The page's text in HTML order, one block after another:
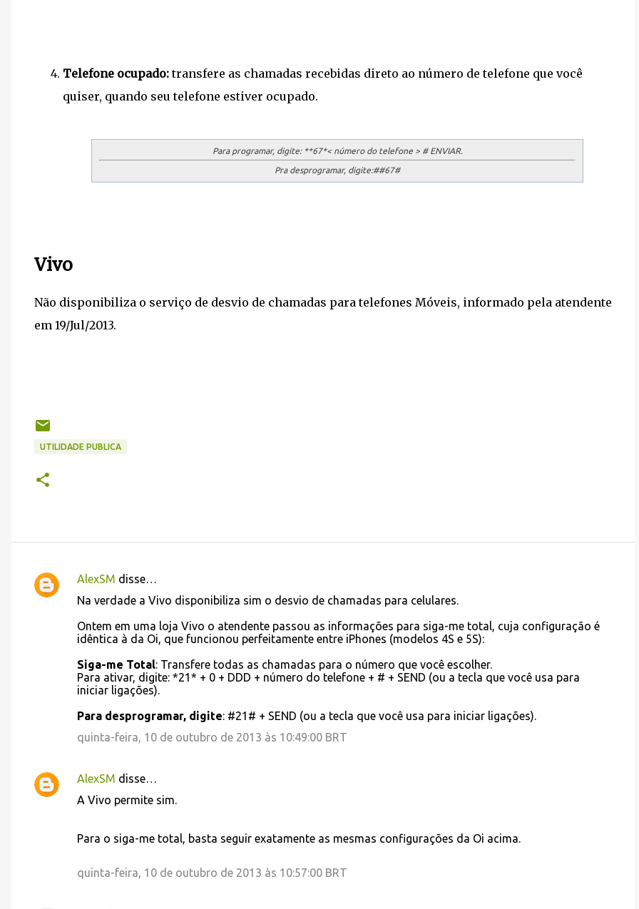
Telefone ocupado:transfere as chamadas recebidas direto ao número de telefone que você
quiser, quando seu telefone estiver ocupado.
Para programar, digite:**67*< número do telefone > # ENVIAR.
Pra desprogramar, digite:##67#
Vivo
Não disponibiliza o serviço de desvio de chamadas para telefones Móveis, informado pela atendente
em 19/Jul/2013.
UTILIDADE PUBLICA
C
s
AlexSM disse…
Na verdade a Vivo disponibiliza sim o desvio de chamadas para celulares.
Ontem em uma loja Vivo o atendente passou as informações para siga-me total, cuja configuração é
idêntica à da Oi, que funcionou perfeitamente entre iPhones (modelos 4S e 5S):
Siga-me Total: Transfere todas as chamadas para o número que você escolher.
Para ativar, digite: *21* + 0 + DDD + número do telefone + # + SEND (ou a tecla que você usa para
iniciar ligações).
Para desprogramar, digite: #21# + SEND (ou a tecla que você usa para iniciar ligações).
quinta-feira, 10 de outubro de 2013 às 10:49:00 BRT
AlexSM disse…
A Vivo permite sim.
Para o siga-me total, basta seguir exatamente as mesmas configurações da Oi acima.
quinta-feira, 10 de outubro de 2013 às 10:57:00 BRT